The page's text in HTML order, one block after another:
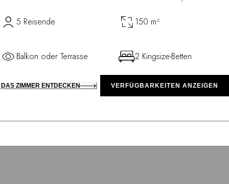
5 Reisende 150 m²
Balkon oder Terrasse 2 Kingsize-Betten
DAS ZIMMER ENTDECKEN VERFÜGBARKEITEN ANZEIGEN